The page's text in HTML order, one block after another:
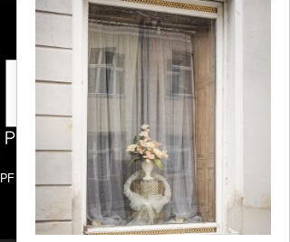
PF Publishing GmbH